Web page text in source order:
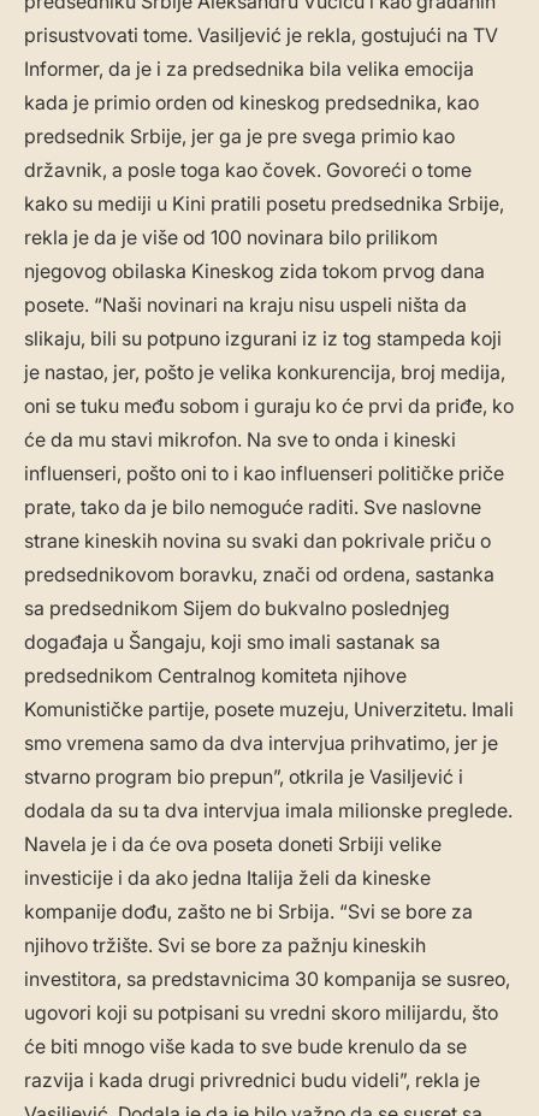
prisustvovati tome. Vasiljević je rekla, gostujući na TV
Informer, da je i za predsednika bila velika emocija
kada je primio orden od kineskog predsednika, kao
predsednik Srbije, jer ga je pre svega primio kao
državnik, a posle toga kao čovek. Govoreći o tome
kako su mediji u Kini pratili posetu predsednika Srbije,
rekla je da je više od 100 novinara bilo prilikom
njegovog obilaska Kineskog zida tokom prvog dana
posete. “Naši novinari na kraju nisu uspeli ništa da
slikaju, bili su potpuno izgurani iz iz tog stampeda koji
je nastao, jer, pošto je velika konkurencija, broj medija,
oni se tuku među sobom i guraju ko će prvi da priđe, ko
će da mu stavi mikrofon. Na sve to onda i kineski
influenseri, pošto oni to i kao influenseri političke priče
prate, tako da je bilo nemoguće raditi. Sve naslovne
strane kineskih novina su svaki dan pokrivale priču o
predsednikovom boravku, znači od ordena, sastanka
sa predsednikom Sijem do bukvalno poslednjeg
događaja u Šangaju, koji smo imali sastanak sa
predsednikom Centralnog komiteta njihove
Komunističke partije, posete muzeju, Univerzitetu. Imali
smo vremena samo da dva intervjua prihvatimo, jer je
stvarno program bio prepun”, otkrila je Vasiljević i
dodala da su ta dva intervjua imala milionske preglede.
Navela je i da će ova poseta doneti Srbiji velike
investicije i da ako jedna Italija želi da kineske
kompanije dođu, zašto ne bi Srbija. “Svi se bore za
njihovo tržište. Svi se bore za pažnju kineskih
investitora, sa predstavnicima 30 kompanija se susreo,
ugovori koji su potpisani su vredni skoro milijardu, što
će biti mnogo više kada to sve bude krenulo da se
razvija i kada drugi privrednici budu videli”, rekla je